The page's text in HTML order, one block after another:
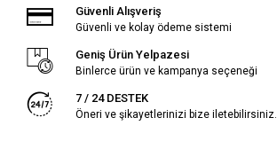
Güvenli Alışveriş
Güvenli ve kolay ödeme sistemi
Geniş Ürün Yelpazesi
Binlerce ürün ve kampanya seçeneği
7 / 24 DESTEK
Öneri ve şikayetlerinizi bize iletebilirsiniz.